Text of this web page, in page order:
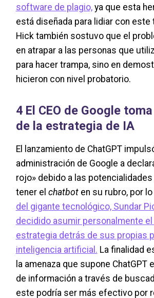
software de plagio,ya que esta
está diseñada para lidiar con este
Hick también sostuvo que el
en atrapar a las personas que
para hacer trampa, sino en
hicieron con nivel probatorio.
4 El CEO de Google
de la estrategia de IA
El lanzamiento de ChatGPT
administración de Google a
rojo» debido a las
tener el chatboten su rubro, por lo
del gigante tecnológico, Sundar
decidido asumir personalmente
estrategia detrás de sus propias
inteligencia artificial. La finalidad
la amenaza que supone ChatGPT
de información a través de
este podría ser más efectivo por